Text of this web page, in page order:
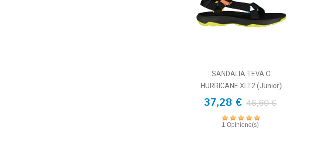
SANDALIA TEVA C
HURRICANE XLT2 (Junior)
37,28 € 46,60 €
1 Opinione(s)